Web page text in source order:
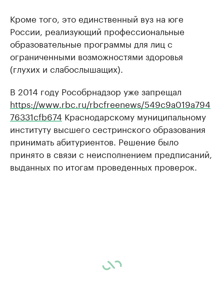
Кроме того, это единственный вуз на юге
России, реализующий профессиональные
образовательные программы для лиц с
ограниченными возможностями здоровья
(глухих и слабослышащих).
В 2014 году Рособрнадзор уже запрещал
https://www.rbc.ru/rbcfreenews/549c9a019a794
76331cfb674 Краснодарскому муниципальному
институту высшего сестринского образования
принимать абитуриентов. Решение было
принято в связи с неисполнением предписаний,
выданных по итогам проведенных проверок.